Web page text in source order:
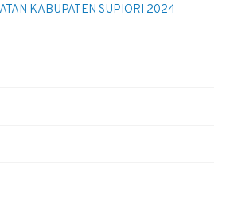
KABUPATEN SUPIORI 2024